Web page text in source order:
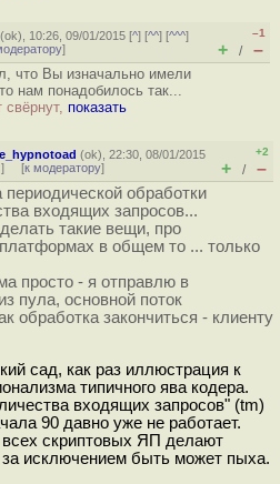
(ok), 10:26, 09/01/2015 [^] [^^] [^^^]
]
–1
+ / –
что Вы изначально имели
нам понадобилось так...
свёрнут, показать
(ok), 22:30, 08/01/2015
] [к модератору]
+2
+ / –
обработки
входящих запросов...
такие вещи, про
в общем то ... только
просто - я отправлю в
пула, основной поток
обработка закончиться - клиенту
сад, как раз иллюстрация к
типичного ява кодера.
входящих запросов" (tm)
90 давно уже не работает.
скриптовых ЯП делают
исключением быть может пыха.